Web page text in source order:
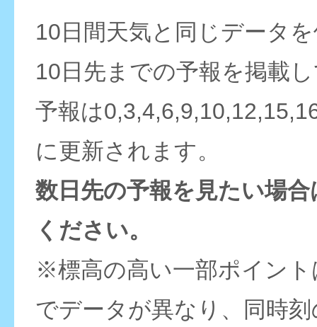
10日間天気と同じデータ
10日先までの予報を掲載
予報は
に更新されます。
数日先の予報を見たい場
ください。
※標高の高い一部ポイン
でデータが異なり、同時